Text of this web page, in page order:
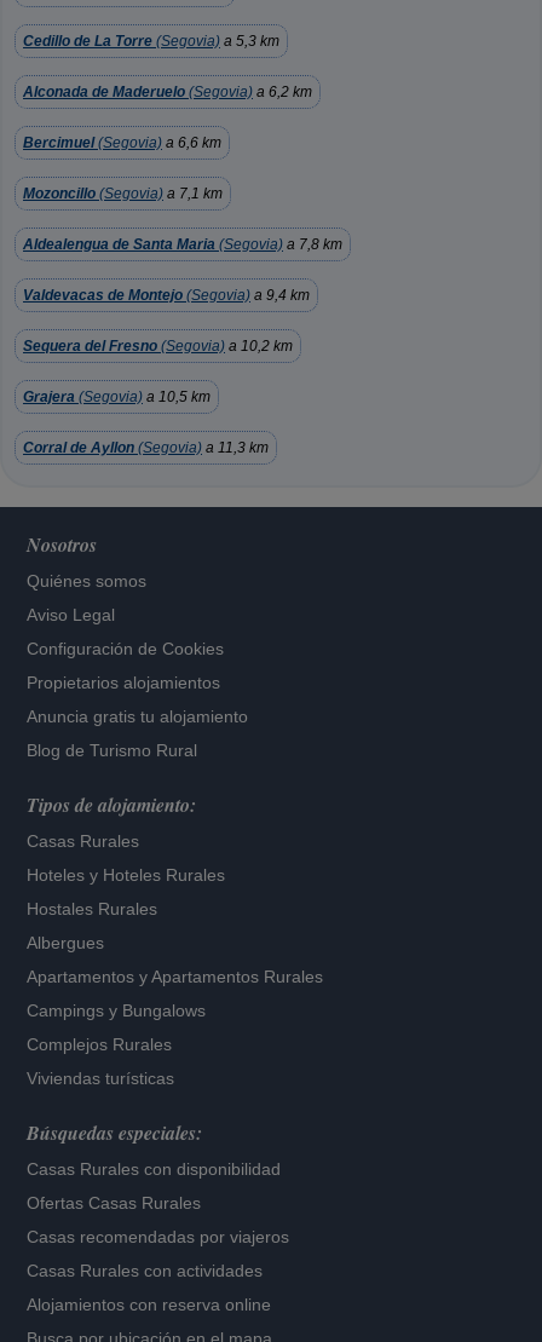
Cedillo de La Torre (Segovia) a 5,3 km
Alconada de Maderuelo (Segovia) a 6,2 km
Bercimuel(Segovia) a 6,6 km
Mozoncillo (Segovia) a 7,1 km
Aldealengua de Santa Maria (Segovia) a 7,8 km
Valdevacas de Montejo (Segovia) a 9,4 km
Sequera del Fresno (Segovia) a 10,2 km
Grajera (Segovia) a 10,5 km
Corral de Ayllon (Segovia) a 11,3 km
Nosotros
Quiénes somos
Aviso Legal
Configuración de Cookies
Propietarios alojamientos
Anuncia gratis tu alojamiento
Blog de Turismo Rural
Tipos de alojamiento:
Casas Rurales
Hoteles y Hoteles Rurales
Hostales Rurales
Albergues
Apartamentos yApartamentos Rurales
Campings y Bungalows
Complejos Rurales
Viviendas turísticas
Búsquedas especiales:
Casas Rurales con disponibilidad
Ofertas Casas Rurales
Casas recomendadas por viajeros
Casas Rurales con actividades
Alojamientos con reserva online